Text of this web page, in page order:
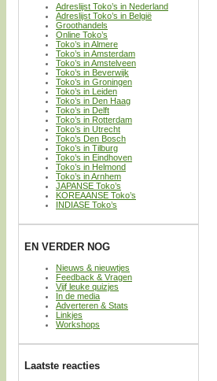
Adreslijst Toko’s in Nederland
Adreslijst Toko’s in België
Groothandels
Online Toko’s
Toko’s in Almere
Toko’s in Amsterdam
Toko’s in Amstelveen
Toko’s in Beverwijk
Toko’s in Groningen
Toko’s in Leiden
Toko’s in Den Haag
Toko’s in Delft
Toko’s in Rotterdam
Toko’s in Utrecht
Toko’s Den Bosch
Toko’s in Tilburg
Toko’s in Eindhoven
Toko’s in Helmond
Toko’s in Arnhem
JAPANSE Toko’s
KOREAANSE Toko’s
INDIASE Toko’s
EN VERDER NOG
Nieuws & nieuwtjes
Feedback & Vragen
Vijf leuke quizjes
In de media
Adverteren & Stats
Linkjes
Workshops
Laatste reacties